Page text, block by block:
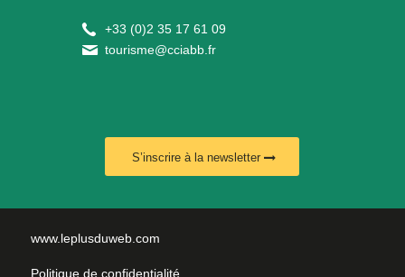
+33 (0)2 35 17 61 09
tourisme@cciabb.fr
S’inscrire à la newsletter
www.leplusduweb.com
Politique de confidentialité